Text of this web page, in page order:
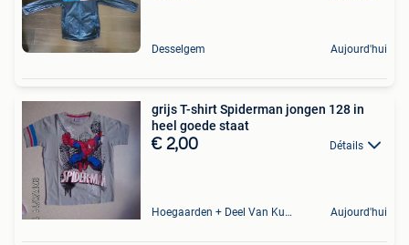
Desselgem Aujourd'hui
grijs T-shirt Spiderman jongen 128 in
heel goede staat
€ 2,00 Détails
Hoegaarden + Deel Van Kumtich + Deel Van Tienen Aujourd'hui